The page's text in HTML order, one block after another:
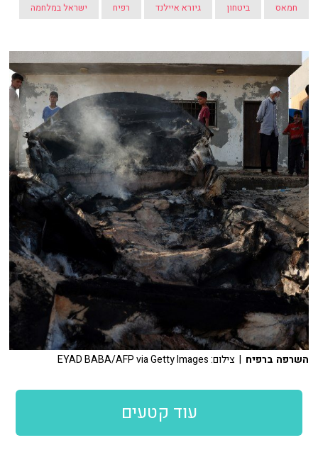
חמאס ביטחון גיורא איילנד רפיח ישראל במלחמה
השרפה ברפיח | צילום: EYAD BABA/AFP via Getty Images
עוד קטעים